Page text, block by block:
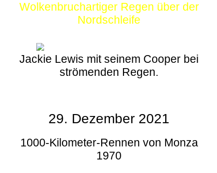
Wolkenbruchartiger Regen über der
Nordschleife
Jackie Lewis mit seinem Cooper bei
strömenden Regen.
29. Dezember 2021
1000-Kilometer-Rennen von Monza
1970